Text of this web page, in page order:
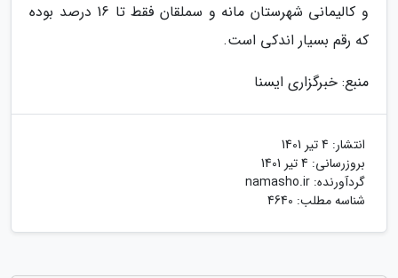
و کالیمانی شهرستان مانه و سملقان فقط تا 16 درصد بوده
که رقم بسیار اندکی است.
منبع: خبرگزاری ایسنا
انتشار: 4 تیر 1401
بروزرسانی: 4 تیر 1401
گردآورنده: namasho.ir
شناسه مطلب: 4640